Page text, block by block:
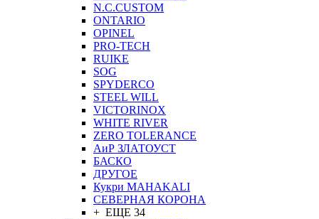
N.C.CUSTOM
ONTARIO
OPINEL
PRO-TECH
RUIKE
SOG
SPYDERCO
STEEL WILL
VICTORINOX
WHITE RIVER
ZERO TOLERANCE
АиР ЗЛАТОУСТ
БАСКО
ДРУГОЕ
Кукри MAHAKALI
СЕВЕРНАЯ КОРОНА
+ ЕЩЕ 34